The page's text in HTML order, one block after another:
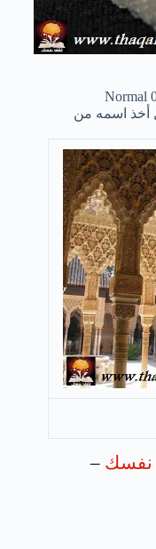
Normal
أخذ اسمه من
نفسك –